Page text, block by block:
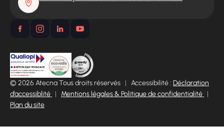
© 2026 Atecna Tous droits réservés | Accessibilité : Déclaration
d’accessiblité | Mentions légales & Politique de confidentialité |
Plan du site